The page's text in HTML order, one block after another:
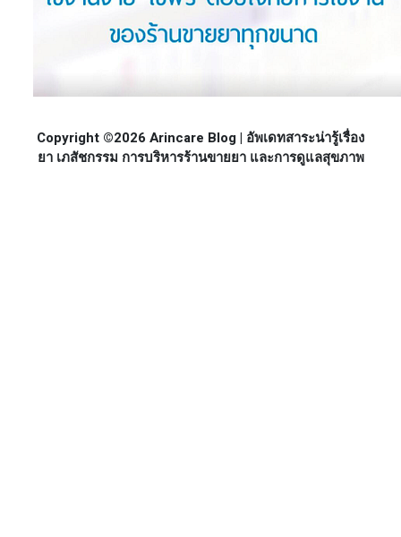
Copyright ©2026 Arincare Blog | อัพเดทสาระน่ารู้เรื่อง
ยา เภสัชกรรม การบริหารร้านขายยา และการดูแลสุขภาพ